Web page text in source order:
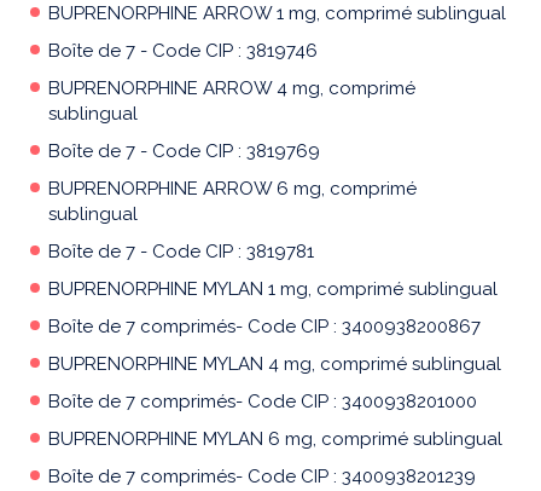
BUPRENORPHINE ARROW 1 mg, comprimé sublingual
Boîte de 7 - Code CIP : 3819746
BUPRENORPHINE ARROW 4 mg, comprimé
sublingual
Boîte de 7 - Code CIP : 3819769
BUPRENORPHINE ARROW 6 mg, comprimé
sublingual
Boîte de 7 - Code CIP : 3819781
BUPRENORPHINE MYLAN 1 mg, comprimé sublingual
Boîte de 7 comprimés- Code CIP : 3400938200867
BUPRENORPHINE MYLAN 4 mg, comprimé sublingual
Boîte de 7 comprimés- Code CIP : 3400938201000
BUPRENORPHINE MYLAN 6 mg, comprimé sublingual
Boîte de 7 comprimés- Code CIP : 3400938201239